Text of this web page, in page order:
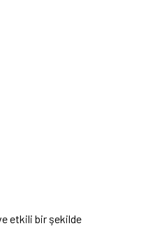
etkili bir şekilde